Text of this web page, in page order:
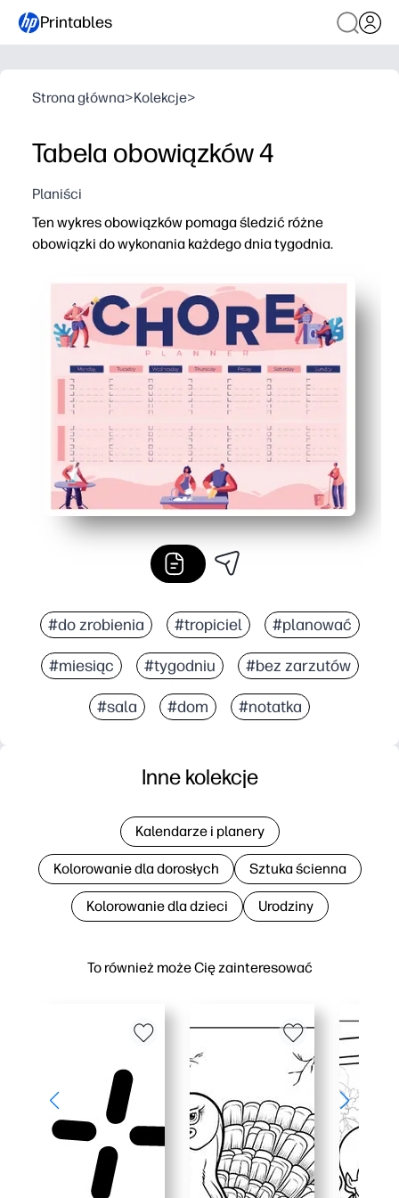
Printables
Strona główna>Kolekcje>
Tabela obowiązków 4
Planiści
Ten wykres obowiązków pomaga śledzić różne
obowiązki do wykonania każdego dnia tygodnia.
#do zrobienia #tropiciel #planować
#miesiąc #tygodniu #bez zarzutów
#sala #dom #notatka
To również może Cię zainteresować
Inne kolekcje
Kalendarze i planery
Kolorowanie dla dorosłych Sztuka ścienna
Kolorowanie dla dzieci Urodziny